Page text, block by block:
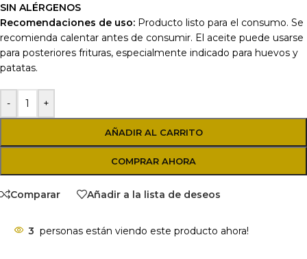
SIN ALÉRGENOS
Recomendaciones de uso: Producto listo para el consumo. Se
recomienda calentar antes de consumir. El aceite puede usarse
para posteriores frituras, especialmente indicado para huevos y
patatas.
- +
AÑADIR AL CARRITO
COMPRAR AHORA
Comparar Añadir a la lista de deseos
3 personas están viendo este producto ahora!